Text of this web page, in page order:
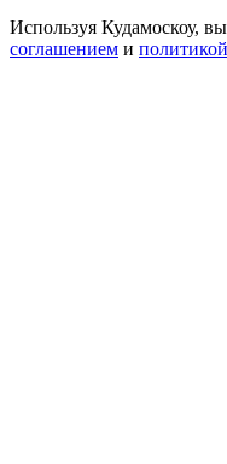
Используя Кудамоскоу,
соглашением и